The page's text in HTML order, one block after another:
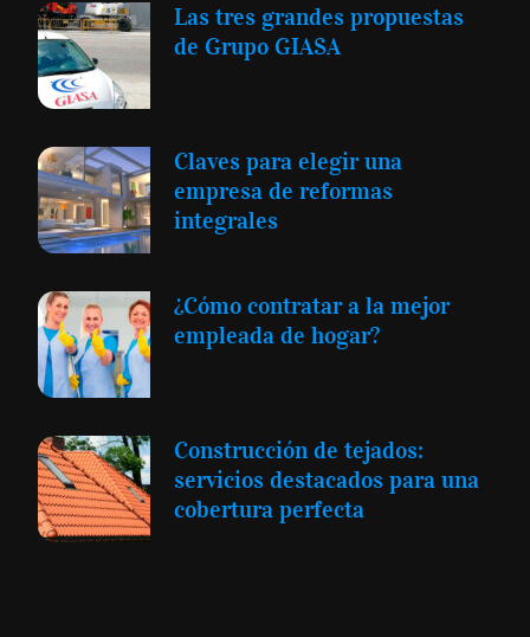
Las tres grandes propuestas
de Grupo GIASA
Claves para elegir una
empresa de reformas
integrales
¿Cómo contratar a la mejor
empleada de hogar?
Construcción de tejados:
servicios destacados para una
cobertura perfecta